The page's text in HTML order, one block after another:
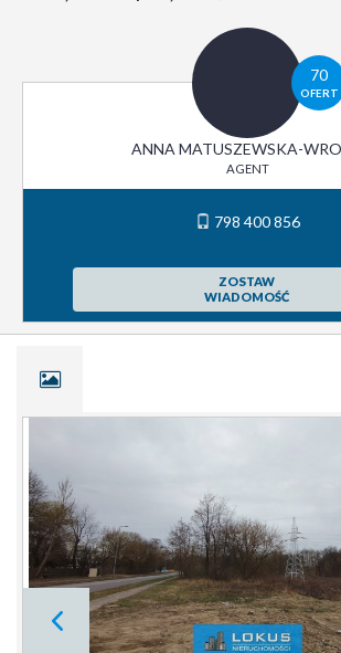
70
OFERT
ANNA MATUSZEWSKA-
AGENT
798 400 856
ZOSTAW
WIADOMOŚĆ